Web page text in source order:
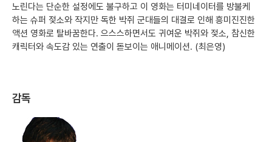
노린다는 단순한 설정에도 불구하고 이 영화는 터미네이터를 방불케
하는 슈퍼 젖소와 작지만 독한 박쥐 군대들의 대결로 인해 흥미진진한
액션 영화로 탈바꿈한다. 으스스하면서도 귀여운 박쥐와 젖소, 참신한
캐릭터와 속도감 있는 연출이 돋보이는 애니메이션. (최은영)
감독